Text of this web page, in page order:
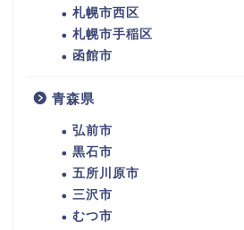
札幌市西区
札幌市手稲区
函館市
青森県
弘前市
黒石市
五所川原市
三沢市
むつ市